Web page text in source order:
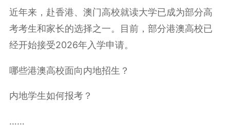
近年来，赴香港、澳门高校就读大学已成为部分高
考考生和家长的选择之一。目前，部分港澳高校已
经开始接受2026年入学申请。
哪些港澳高校面向内地招生？
内地学生如何报考？
……